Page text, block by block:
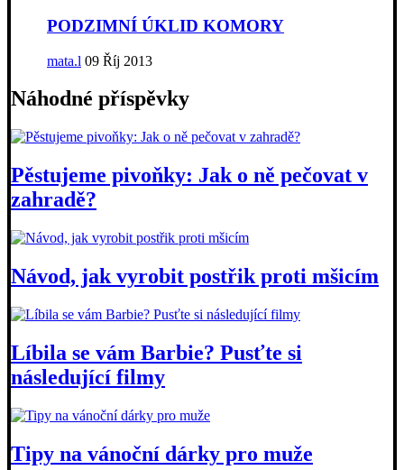
PODZIMNÍ ÚKLID KOMORY
mata.l 09 Říj 2013
Náhodné příspěvky
Pěstujeme pivoňky: Jak o ně pečovat v
zahradě?
Návod, jak vyrobit postřik proti mšicím
Líbila se vám Barbie? Pusťte si
následující filmy
Tipy na vánoční dárky pro muže